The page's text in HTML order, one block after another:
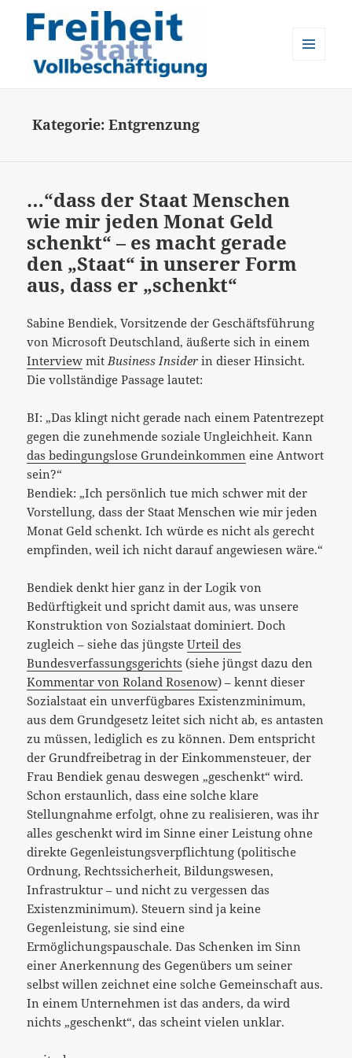
Kategorie:Entgrenzung
…“dass der Staat Menschen
wie mir jeden Monat Geld
schenkt“ – es macht gerade
den „Staat“ in unserer Form
aus, dass er „schenkt“
Sabine Bendiek, Vorsitzende der Geschäftsführung
von Microsoft Deutschland, äußerte sich in einem
Interview mit Business Insider in dieser Hinsicht.
Die vollständige Passage lautet:
BI: „Das klingt nicht gerade nach einem Patentrezept
gegen die zunehmende soziale Ungleichheit. Kann
das bedingungslose Grundeinkommen eine Antwort
sein?“
Bendiek: „Ich persönlich tue mich schwer mit der
Vorstellung, dass der Staat Menschen wie mir jeden
Monat Geld schenkt. Ich würde es nicht als gerecht
empfinden, weil ich nicht darauf angewiesen wäre.“
Bendiek denkt hier ganz in der Logik von
Bedürftigkeit und spricht damit aus, was unsere
Konstruktion von Sozialstaat dominiert. Doch
zugleich – siehe das jüngsteUrteil des
Bundesverfassungsgerichts (siehe jüngst dazu den
Kommentar von Roland Rosenow) – kennt dieser
Sozialstaat ein unverfügbares Existenzminimum,
aus dem Grundgesetz leitet sich nicht ab, es antasten
zu müssen, lediglich es zu können. Dem entspricht
der Grundfreibetrag in der Einkommensteuer, der
Frau Bendiek genau deswegen „geschenkt“ wird.
Schon erstaunlich, dass eine solche klare
Stellungnahme erfolgt, ohne zu realisieren, was ihr
alles geschenkt wird im Sinne einer Leistung ohne
direkte Gegenleistungsverpflichtung (politische
Ordnung, Rechtssicherheit, Bildungswesen,
Infrastruktur – und nicht zu vergessen das
Existenzminimum). Steuern sind ja keine
Gegenleistung, sie sind eine
Ermöglichungspauschale. Das Schenken im Sinn
einer Anerkennung des Gegenübers um seiner
selbst willen zeichnet eine solche Gemeinschaft aus.
In einem Unternehmen ist das anders, da wird
nichts „geschenkt“, das scheint vielen unklar.